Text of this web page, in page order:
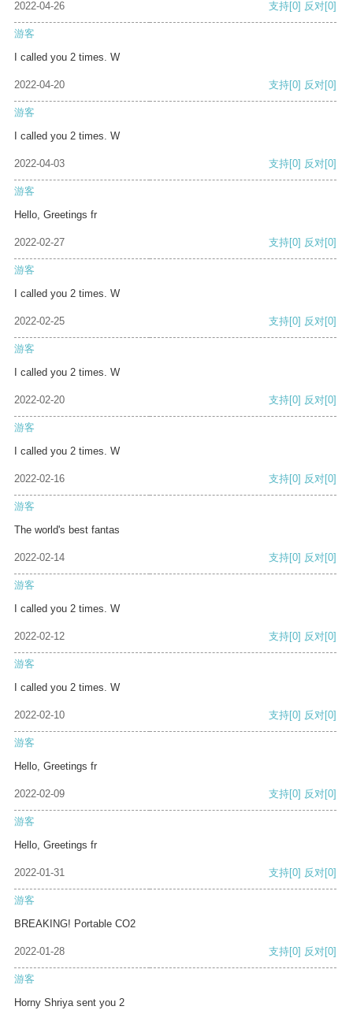
2022-04-26 支持[0] 反对[0]
游客
I called you 2 times. W
2022-04-20 支持[0] 反对[0]
游客
I called you 2 times. W
2022-04-03 支持[0] 反对[0]
游客
Hello, Greetings fr
2022-02-27 支持[0] 反对[0]
游客
I called you 2 times. W
2022-02-25 支持[0] 反对[0]
游客
I called you 2 times. W
2022-02-20 支持[0] 反对[0]
游客
I called you 2 times. W
2022-02-16 支持[0] 反对[0]
游客
The world's best fantas
2022-02-14 支持[0] 反对[0]
游客
I called you 2 times. W
2022-02-12 支持[0] 反对[0]
游客
I called you 2 times. W
2022-02-10 支持[0] 反对[0]
游客
Hello, Greetings fr
2022-02-09 支持[0] 反对[0]
游客
Hello, Greetings fr
2022-01-31 支持[0] 反对[0]
游客
BREAKING! Portable CO2
2022-01-28 支持[0] 反对[0]
游客
Horny Shriya sent you 2